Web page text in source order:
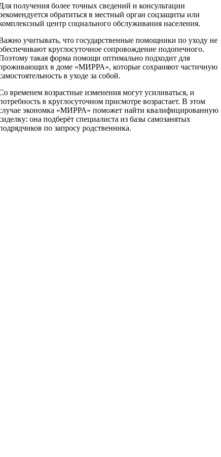
получения более точных сведений и консультации
обратиться в местный орган соцзащиты или
центр социального обслуживания населения.
учитывать, что государственные помощники по уходу не
круглосуточное сопровождение подопечного.
такая форма помощи оптимально подходит для
в доме «МИРРА», которые сохраняют частичную
в уходе за собой.
временем возрастные изменения могут усиливаться, и
в круглосуточном присмотре возрастает. В этом
экономка «МИРРА» поможет найти квалифицированную
она подберёт специалиста из базы самозанятых
по запросу родственника.